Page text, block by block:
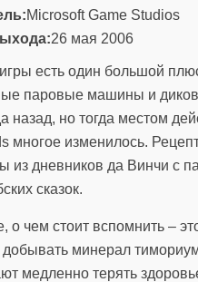
Microsoft Game Studios
26 мая 2006
есть один большой
паровые машины и
назад, но тогда местом
многое изменилось.
из дневников да Винчи с
сказок.
о чем стоит вспомнить –
минерал
медленно терять